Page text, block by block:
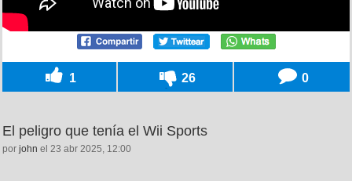
1 26 0
El peligro que tenía el Wii Sports
por john el 23 abr 2025, 12:00